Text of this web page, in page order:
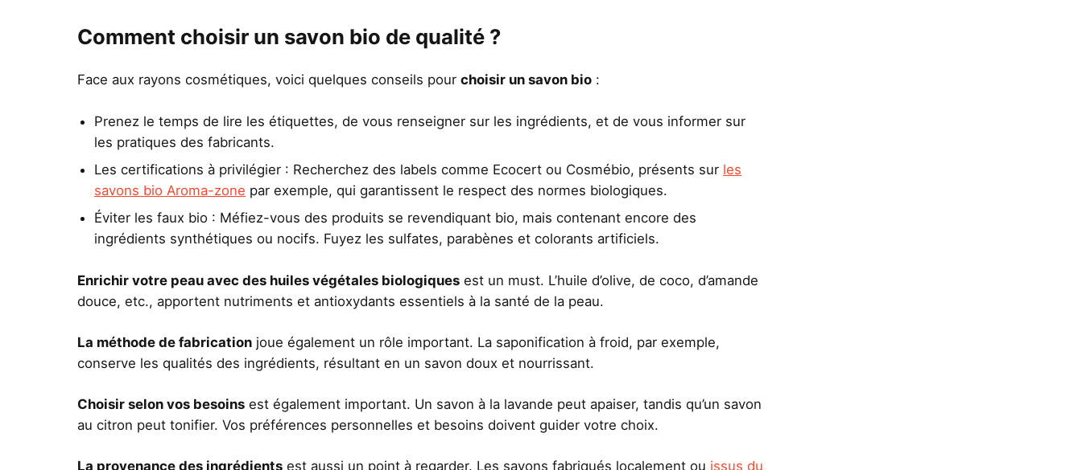
Comment choisir un savon bio de qualité ?
Face aux rayons cosmétiques, voici quelques conseils pour choisir un savon bio :
Prenez le temps de lire les étiquettes, de vous renseigner sur les ingrédients, et de vous informer sur
les pratiques des fabricants.
Les certifications à privilégier : Recherchez des labels comme Ecocert ou Cosmébio, présents sur les
savons bio Aroma-zone par exemple, qui garantissent le respect des normes biologiques.
Éviter les faux bio : Méfiez-vous des produits se revendiquant bio, mais contenant encore des
ingrédients synthétiques ou nocifs. Fuyez les sulfates, parabènes et colorants artificiels.
Enrichir votre peau avec des huiles végétales biologiques est un must. L’huile d’olive, de coco, d’amande
douce, etc., apportent nutriments et antioxydants essentiels à la santé de la peau.
La méthode de fabrication joue également un rôle important. La saponification à froid, par exemple,
conserve les qualités des ingrédients, résultant en un savon doux et nourrissant.
Choisir selon vos besoins est également important. Un savon à la lavande peut apaiser, tandis qu’un savon
au citron peut tonifier. Vos préférences personnelles et besoins doivent guider votre choix.
La provenance des ingrédients est aussi un point à regarder. Les savons fabriqués localement ou issus du